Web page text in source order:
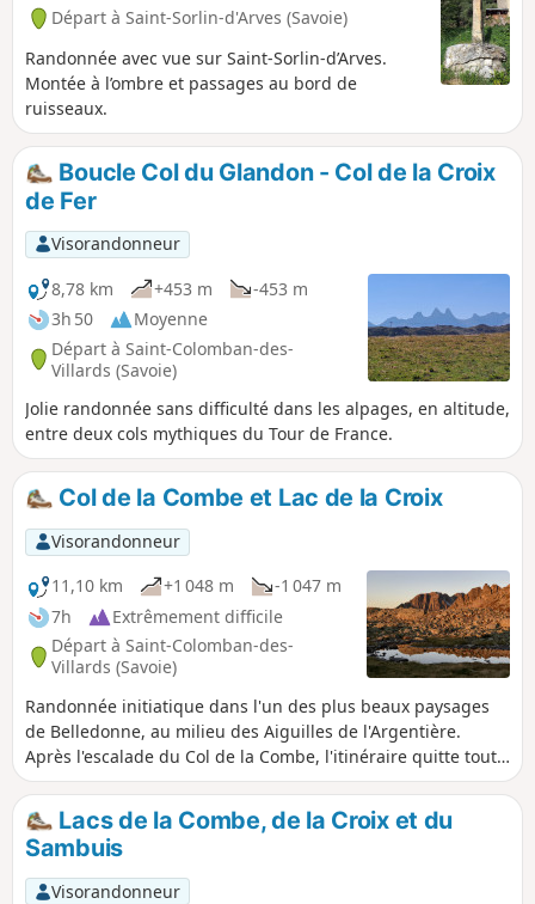
Départ à Saint-Sorlin-d'Arves (Savoie)
Randonnée avec vue sur Saint-Sorlin-d’Arves.
Montée à l’ombre et passages au bord de
ruisseaux.
Boucle Col du Glandon - Col de la Croix
de Fer
Visorandonneur
8,78 km
+453 m
-453 m
3h 50
Moyenne
Départ à Saint-Colomban-des-
Villards (Savoie)
Jolie randonnée sans difficulté dans les alpages, en altitude,
entre deux cols mythiques du Tour de France.
Col de la Combe et Lac de la Croix
Visorandonneur
11,10 km
+1 048 m
-1 047 m
7h
Extrêmement difficile
Départ à Saint-Colomban-des-
Villards (Savoie)
Randonnée initiatique dans l'un des plus beaux paysages
de Belledonne, au milieu des Aiguilles de l'Argentière.
Après l'escalade du Col de la Combe, l'itinéraire quitte toute
sente pour explorer les roches moutonnées formant les
contreforts Nord des aiguilles et aboutir au sauvage Col de
la Marmottane, gardé par chamois et bouquetins. La
descente s'effectue par le magnifique Lac de la Croix et sa
combe splendide.
Lacs de la Combe, de la Croix et du
Sambuis
Visorandonneur